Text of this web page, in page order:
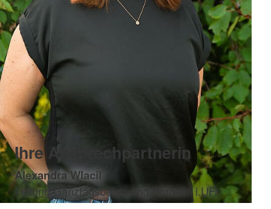
Ihre Ansprechpartnerin
Alexandra Wlacil
Leitung Ganztagsbetreuung Hofheim i.UFr.